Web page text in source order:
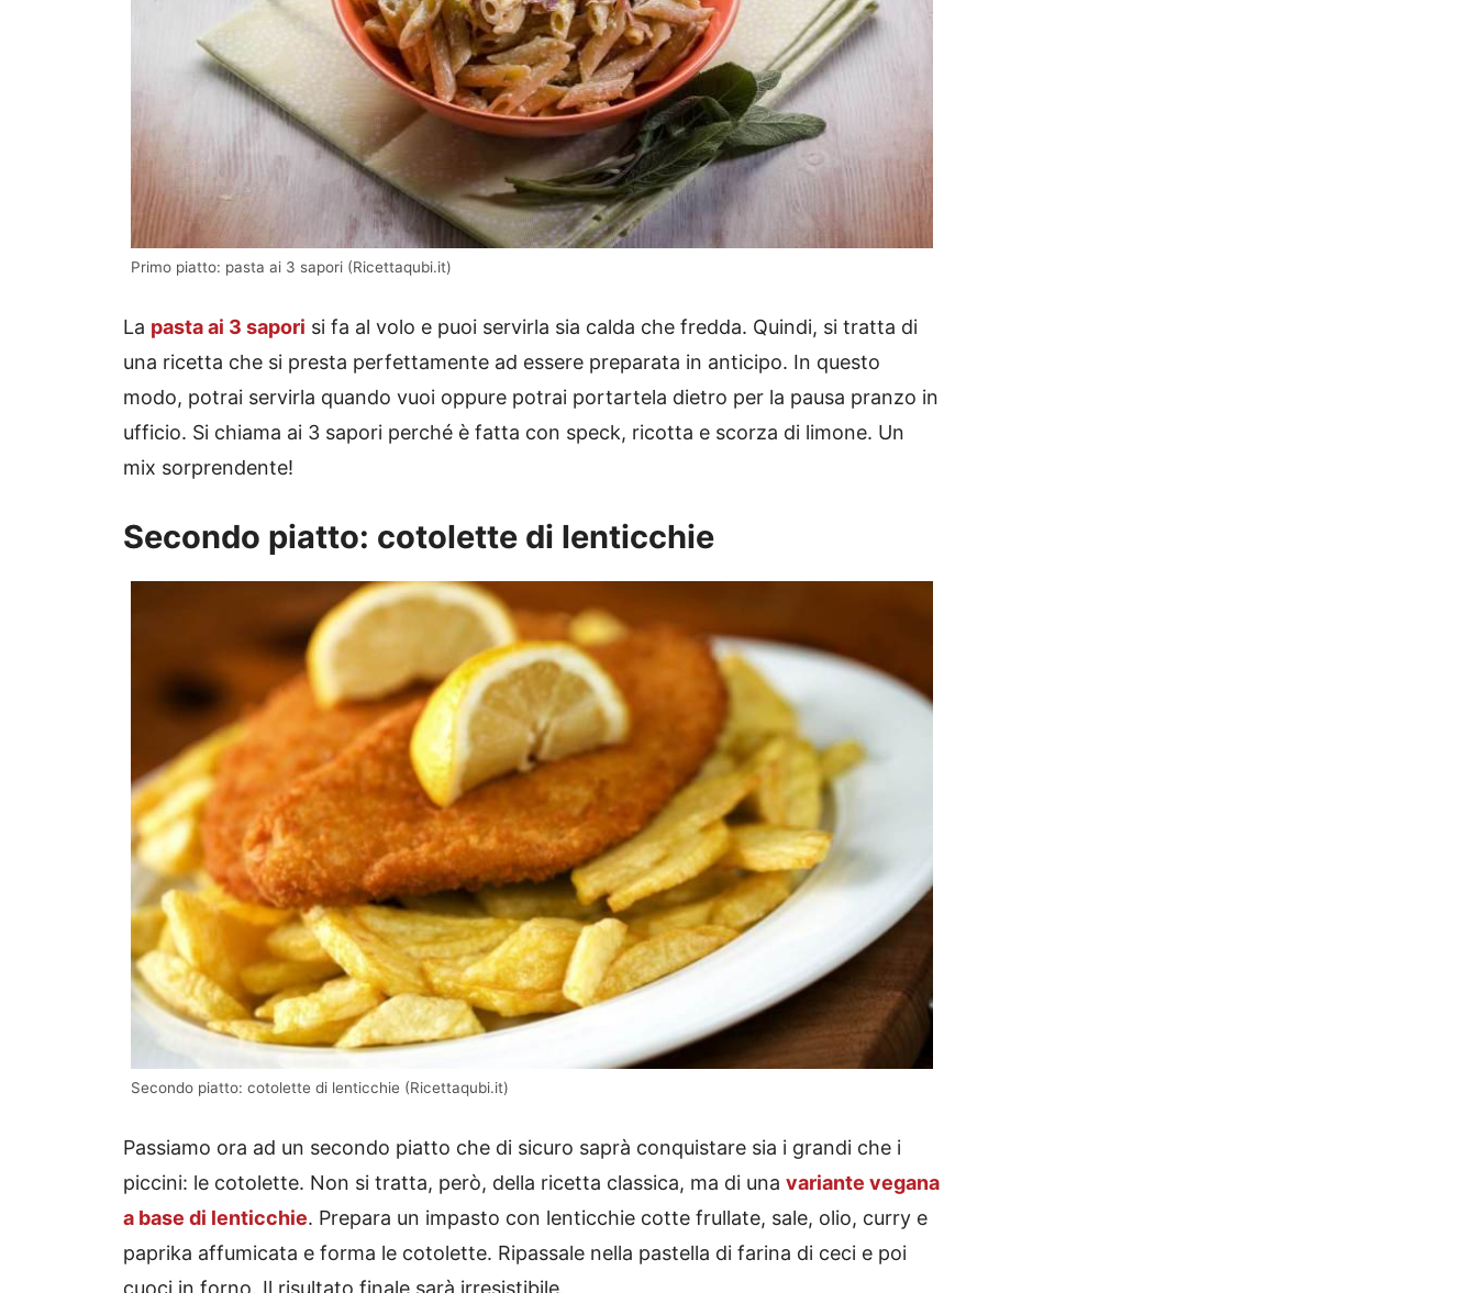
Primo piatto: pasta ai 3 sapori (Ricettaqubi.it)
La pasta ai 3 sapori si fa al volo e puoi servirla sia calda che fredda. Quindi, si tratta di
una ricetta che si presta perfettamente ad essere preparata in anticipo. In questo
modo, potrai servirla quando vuoi oppure potrai portartela dietro per la pausa pranzo in
ufficio. Si chiama ai 3 sapori perché è fatta con speck, ricotta e scorza di limone. Un
mix sorprendente!
Secondo piatto: cotolette di lenticchie
Secondo piatto: cotolette di lenticchie (Ricettaqubi.it)
Passiamo ora ad un secondo piatto che di sicuro saprà conquistare sia i grandi che i
piccini: le cotolette. Non si tratta, però, della ricetta classica, ma di una variante vegana
a base di lenticchie. Prepara un impasto con lenticchie cotte frullate, sale, olio, curry e
paprika affumicata e forma le cotolette. Ripassale nella pastella di farina di ceci e poi
cuoci in forno. Il risultato finale sarà irresistibile.